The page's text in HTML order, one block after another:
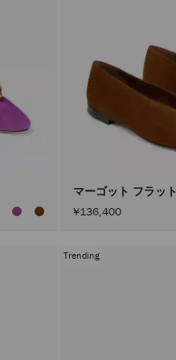
マーゴット フラット
¥136,400
Trending